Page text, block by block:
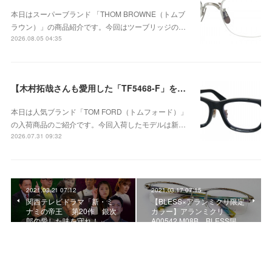
本日はスーパーブランド 「THOM BROWNE（トムブ
ラウン）」の商品紹介です。今回はツーブリッジの…
2026.08.05 04:35
【木村拓哉さんも愛用した「TF5468-F」をベースに、洗練されたウェリントンシェイプが上品な存在感を演出する、日本企画モデル】TOM FORD TF6164-D-Bが入荷！
本日は人気ブランド「TOM FORD（トムフォード）」
の入荷商品のご紹介です。今回入荷したモデルは新…
2026.07.31 09:32
2021.03.21 07:12
関西テレビドラマ「新・ミ
ナミの帝王 第20作 銀次
郎の愛した味を守れ！」…
2021.03.17 07:15
【BLESS×アランミクリ限定
カラー】アランミクリ
A00542 M08B BLESS限…